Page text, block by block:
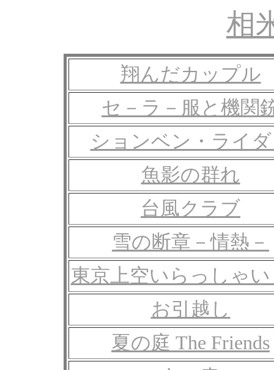
相
翔んだカップル
セ－ラ－服と機関
ションベン・ライ
魚影の群れ
台風クラブ
雪の断章－情熱－
東京上空いらっしゃ
お引越し
夏の庭 The Friends